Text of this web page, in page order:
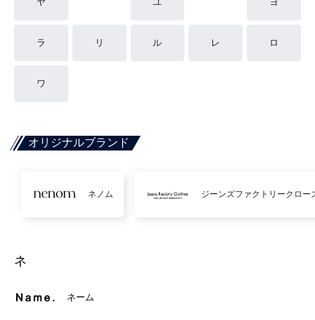
ラ リ ル レ ロ
ワ
オリジナルブランド
ネノム ジーンズファクトリークロー
ネ
ネーム